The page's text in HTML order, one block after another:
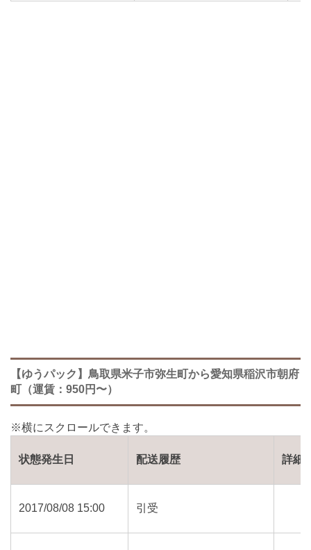
【ゆうパック】鳥取県米子市弥生町から愛知県稲沢市朝府
町（運賃：950円〜）
状態発生日 配送履歴 詳細
2017/08/08 15:00 引受